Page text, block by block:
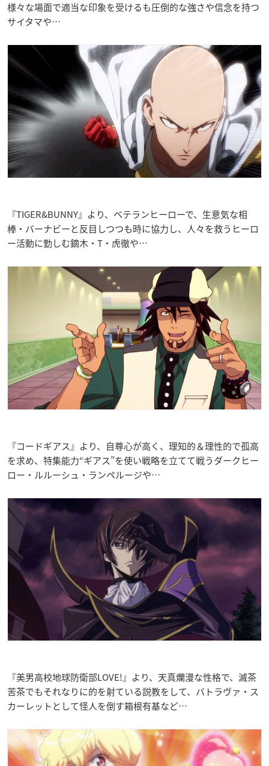
様々な場面で適当な印象を受けるも圧倒的な強さや信念を持つ
サイタマや…
『TIGER&BUNNY』より、ベテランヒーローで、生意気な相
棒・バーナビーと反目しつつも時に協力し、人々を救うヒーロ
ー活動に勤しむ鏑木・T・虎徹や…
『コードギアス』より、自尊心が高く、理知的＆理性的で孤高
を求め、特集能力“ギアス”を使い戦略を立てて戦うダークヒー
ロー・ルルーシュ・ランペルージや…
『美男高校地球防衛部LOVE!』より、天真爛漫な性格で、滅茶
苦茶でもそれなりに的を射ている説教をして、バトラヴァ・ス
カーレットとして怪人を倒す箱根有基など…